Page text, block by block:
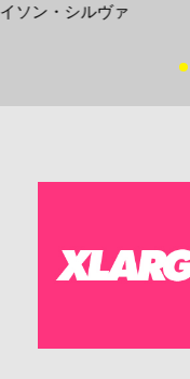
イソン・シルヴァ